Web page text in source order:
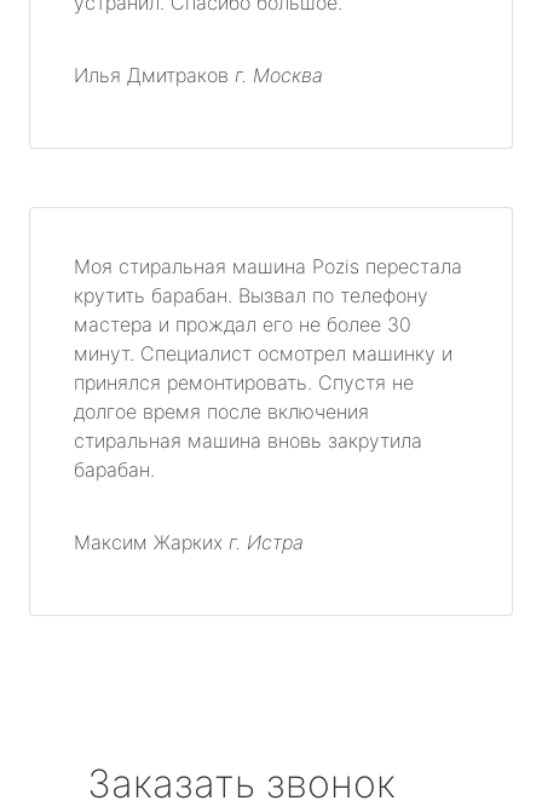
Илья Дмитраков г. Москва
Моя стиральная машина Pozis перестала
крутить барабан. Вызвал по телефону
мастера и прождал его не более 30
минут. Специалист осмотрел машинку и
принялся ремонтировать. Спустя не
долгое время после включения
стиральная машина вновь закрутила
барабан.
Максим Жарких г. Истра
Заказать звонок